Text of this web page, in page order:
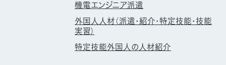
機電エンジニア派遣
外国人人材（派遣・紹介・特定技能・技能
実習）
特定技能外国人の人材紹介